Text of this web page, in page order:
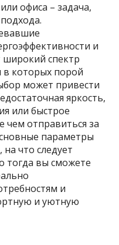
офиса – задача,
и
широкий спектр
в которых порой
может привести
яркость,
или быстрое
чем отправиться за
параметры
что следует
тогда вы сможете
и
и уютную